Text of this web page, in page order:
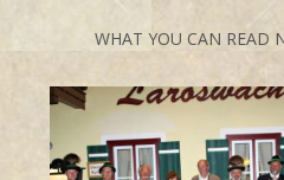
WHAT YOU CAN READ